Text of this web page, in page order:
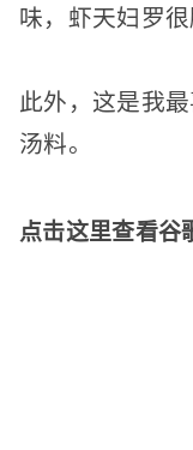
味，虾天妇罗
此外，这是我
汤料。
点击这里查看谷